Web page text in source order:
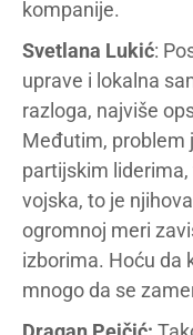
kompanije.
Svetlana Lukić:
uprave i lokalna
razloga, najviše
Međutim, problem
partijskim
vojska, to je
ogromnoj meri
izborima. Hoću da
mnogo da se